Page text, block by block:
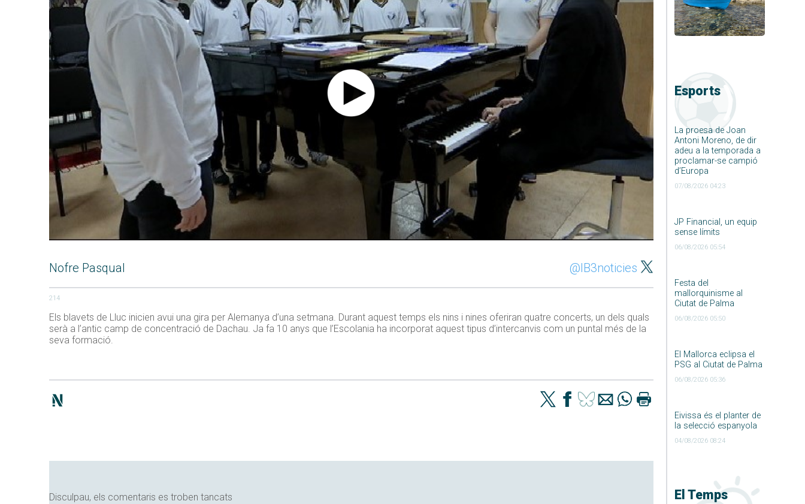
Esports
La proesa de Joan
Antoni Moreno, de dir
adeu a la temporada a
proclamar-se campió
d’Europa
07/08/2026 04:23
JP Financial, un equip
sense límits
06/08/2026 05:54
Festa del
mallorquinisme al
Ciutat de Palma
06/08/2026 05:50
El Mallorca eclipsa el
PSG al Ciutat de Palma
06/08/2026 05:36
Eivissa és el planter de
la selecció espanyola
04/08/2026 08:24
El Temps
Nofre Pasqual @IB3noticies
214
Els blavets de Lluc inicien avui una gira per Alemanya d’una setmana. Durant aquest temps els nins i nines oferiran quatre concerts, un dels quals
serà a l’antic camp de concentració de Dachau. Ja fa 10 anys que l’Escolania ha incorporat aquest tipus d’intercanvis com un puntal més de la
seva formació.
Disculpau, els comentaris es troben tancats